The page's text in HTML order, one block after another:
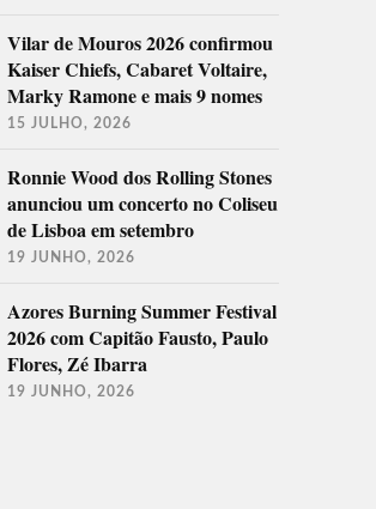
Vilar de Mouros 2026 confirmou
Kaiser Chiefs, Cabaret Voltaire,
Marky Ramone e mais 9 nomes
15 JULHO, 2026
Ronnie Wood dos Rolling Stones
anunciou um concerto no Coliseu
de Lisboa em setembro
19 JUNHO, 2026
Azores Burning Summer Festival
2026 com Capitão Fausto, Paulo
Flores, Zé Ibarra
19 JUNHO, 2026